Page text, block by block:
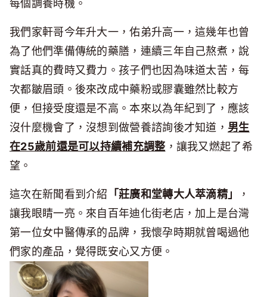
每個調養時機。
我們家軒哥今年升大一，佑弟升高一，這幾年也曾
為了他們準備傳統的藥膳，連續三年自己熬煮，說
實話真的費時又費力。孩子們也因為味道太苦，每
次都皺眉頭。後來改成中藥粉或膠囊雖然比較方
便，但接受度還是不高。本來以為年紀到了，應該
沒什麼機會了，沒想到做營養諮詢後才知道， 男生
在25歲前還是可以持續補充調整，讓我又燃起了希
望。
這次在新聞看到介紹 「莊廣和堂轉大人萃滴精」
，
讓我眼睛一亮。來自百年迪化街老店，加上是台灣
第一位女中醫傳承的品牌，我懷孕時期就曾喝過他
們家的產品，覺得既安心又方便。